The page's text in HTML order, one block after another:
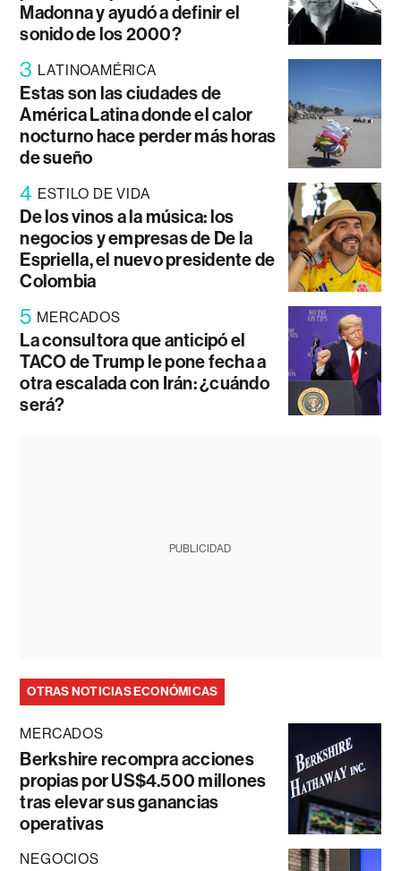
Madonna y ayudó a definir el
sonido de los 2000?
3 LATINOAMÉRICA
Estas son las ciudades de
América Latina donde el calor
nocturno hace perder más horas
de sueño
4 ESTILO DE VIDA
De los vinos a la música: los
negocios y empresas de De la
Espriella, el nuevo presidente de
Colombia
5 MERCADOS
La consultora que anticipó el
TACO de Trump le pone fecha a
otra escalada con Irán: ¿cuándo
será?
PUBLICIDAD
OTRAS NOTICIAS ECONÓMICAS
MERCADOS
Berkshire recompra acciones
propias por US$4.500 millones
tras elevar sus ganancias
operativas
NEGOCIOS